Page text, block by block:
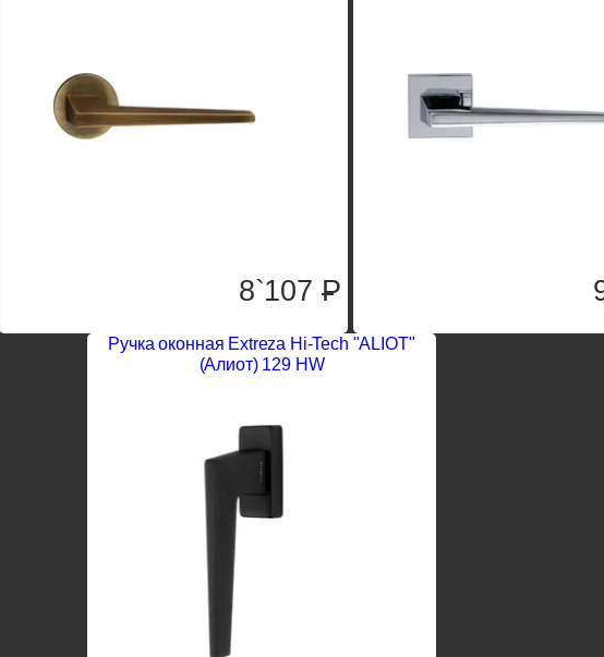
8`107 P
Ручка оконная Extreza Hi-Tech "ALIOT"
(Алиот) 129 HW